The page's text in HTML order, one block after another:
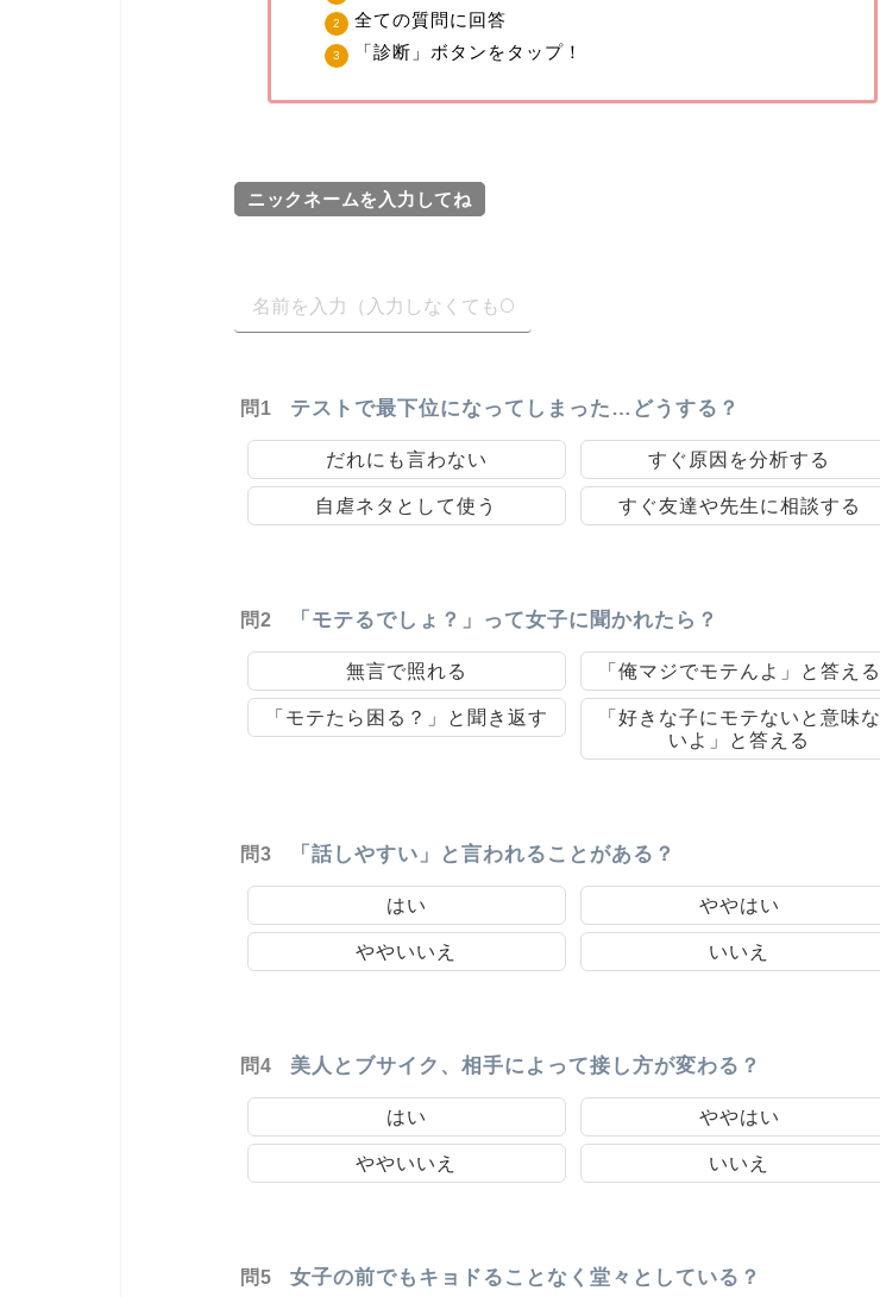
全ての質問に回答
「診断」ボタンをタップ！
ニックネームを入力してね
問1 テストで最下位になってしまった…どうする？
だれにも言わない すぐ原因を分析する
自虐ネタとして使う すぐ友達や先生に相談する
問2 「モテるでしょ？」って女子に聞かれたら？
無言で照れる 「俺マジでモテんよ」と答える
「モテたら困る？」と聞き返す
「好きな子にモテないと意味な
いよ」と答える
問3 「話しやすい」と言われることがある？
はい ややはい
ややいいえ いいえ
問4 美人とブサイク、相手によって接し方が変わる？
はい ややはい
ややいいえ いいえ
問5 女子の前でもキョドることなく堂々としている？